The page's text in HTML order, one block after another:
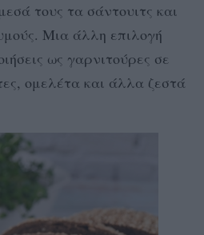
τους τα σάντουιτς και
Μια άλλη επιλογή
ως γαρνιτούρες σε
ομελέτα και άλλα ζεστά